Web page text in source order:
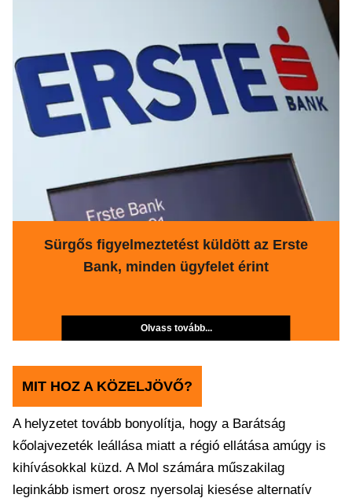
Sürgős figyelmeztetést küldött az Erste
Bank, minden ügyfelet érint
Olvass tovább...
MIT HOZ A KÖZELJÖVŐ?
A helyzetet tovább bonyolítja, hogy a Barátság
kőolajvezeték leállása miatt a régió ellátása amúgy is
kihívásokkal küzd. A Mol számára műszakilag
leginkább ismert orosz nyersolaj kiesése alternatív